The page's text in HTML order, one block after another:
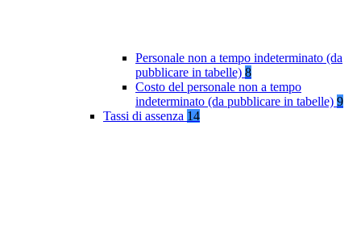
Personale non a tempo indeterminato (da
pubblicare in tabelle) 8
Costo del personale non a tempo
indeterminato (da pubblicare in tabelle) 9
Tassi di assenza 14